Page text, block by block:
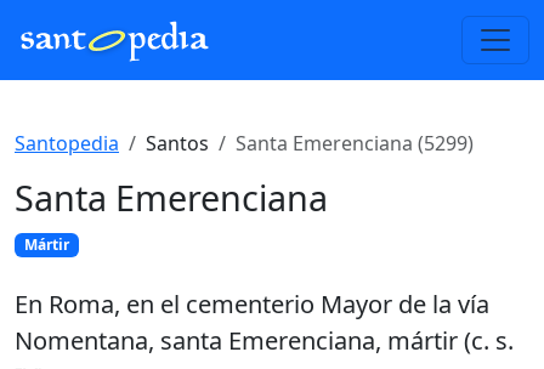
Santopedia Santos Santa Emerenciana (5299)
Santa Emerenciana
Mártir
En Roma, en el cementerio Mayor de la vía
Nomentana, santa Emerenciana, mártir (c. s.